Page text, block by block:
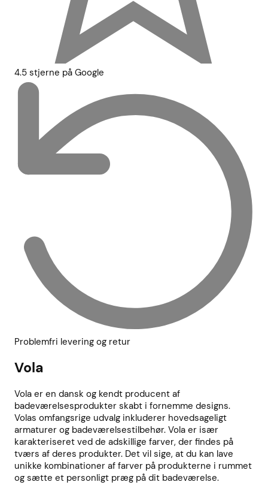
4.5 stjerne på Google
Problemfri levering og retur
Vola
Vola er en dansk og kendt producent af
badeværelsesprodukter skabt i fornemme designs.
Volas omfangsrige udvalg inkluderer hovedsageligt
armaturer og badeværelsestilbehør. Vola er især
karakteriseret ved de adskillige farver, der findes på
tværs af deres produkter. Det vil sige, at du kan lave
unikke kombinationer af farver på produkterne i rummet
og sætte et personligt præg på dit badeværelse.